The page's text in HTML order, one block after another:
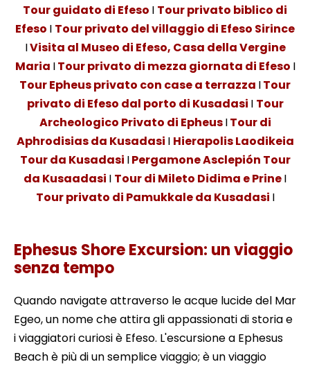
Tour guidato di Efeso I Tour privato biblico di
Efeso I Tour privato del villaggio di Efeso Sirince
IVisita al Museo di Efeso, Casa della Vergine
Maria ITour privato di mezza giornata di Efeso I
Tour Epheus privato con case a terrazza ITour
privato di Efeso dal porto di Kusadasi I Tour
Archeologico Privato di EpheusITour di
Aphrodisias da Kusadasi I Hierapolis Laodikeia
Tour da Kusadasi IPergamone Asclepión Tour
da Kusaadasi I Tour di Mileto Didima e PrineI
Tour privato di Pamukkale da Kusadasi I
Ephesus Shore Excursion: un viaggio
senza tempo
Quando navigate attraverso le acque lucide del Mar
Egeo, un nome che attira gli appassionati di storia e
i viaggiatori curiosi è Efeso. L'escursione a Ephesus
Beach è più di un semplice viaggio; è un viaggio